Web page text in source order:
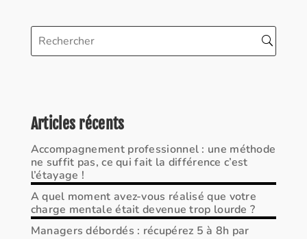
Articles récents
Accompagnement professionnel : une méthode
ne suffit pas, ce qui fait la différence c’est
l’étayage !
A quel moment avez-vous réalisé que votre
charge mentale était devenue trop lourde ?
Managers débordés : récupérez 5 à 8h par